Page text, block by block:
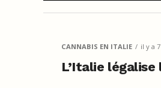
CANNABIS EN ITALIE il y a
L’Italie